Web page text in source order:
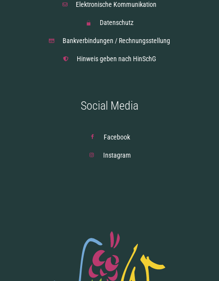
Elektronische Kommunikation
Datenschutz
Bankverbindungen / Rechnungsstellung
Hinweis geben nach HinSchG
Social Media
Facebook
Instagram